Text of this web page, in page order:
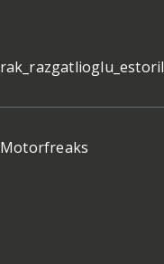
Motorfreaks